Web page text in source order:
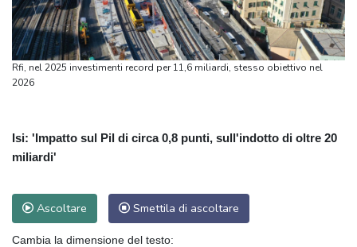
Rfi, nel 2025 investimenti record per 11,6 miliardi, stesso obiettivo nel
2026
Isi: 'Impatto sul Pil di circa 0,8 punti, sull'indotto di oltre 20
miliardi'
Ascoltare Smettila di ascoltare
Cambia la dimensione del testo: